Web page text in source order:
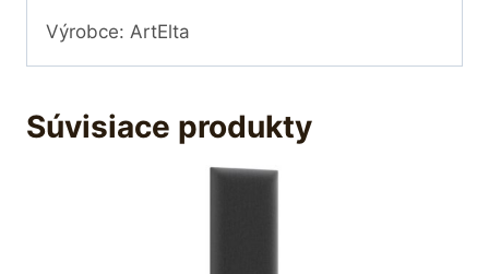
Výrobce: ArtElta
Súvisiace produkty